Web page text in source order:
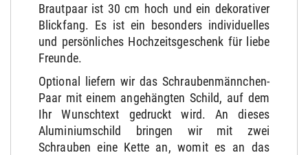
Brautpaar ist 30 cm hoch und ein dekorativer
Blickfang. Es ist ein besonders individuelles
und persönliches Hochzeitsgeschenk für liebe
Freunde.
Optional liefern wir das Schraubenmännchen-
Paar mit einem angehängten Schild, auf dem
Ihr Wunschtext gedruckt wird. An dieses
Aluminiumschild bringen wir mit zwei
Schrauben eine Kette an, womit es an das